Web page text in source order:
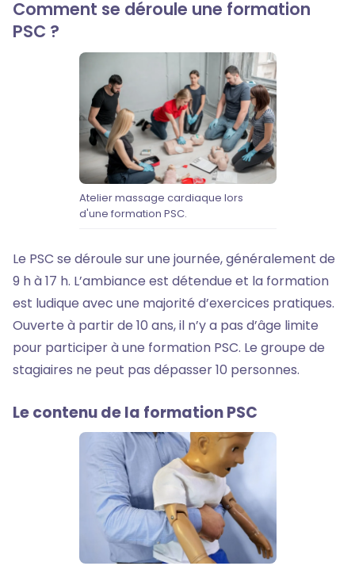
Comment se déroule une formation
PSC ?
Atelier massage cardiaque lors
d'une formation PSC.
Le PSC se déroule sur une journée, généralement de
9 h à 17 h. L’ambiance est détendue et la formation
est ludique avec une majorité d’exercices pratiques.
Ouverte à partir de 10 ans, il n’y a pas d’âge limite
pour participer à une formation PSC. Le groupe de
stagiaires ne peut pas dépasser 10 personnes.
Le contenu de la formation PSC